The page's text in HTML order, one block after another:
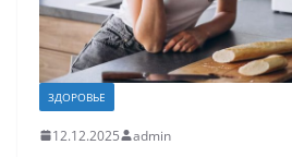
ЗДОРОВЬЕ
12.12.2025 admin